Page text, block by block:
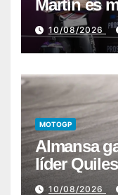
Martín es
Márquez
10/08/2026
MOTOGP
Almansa
líder
10/08/2026